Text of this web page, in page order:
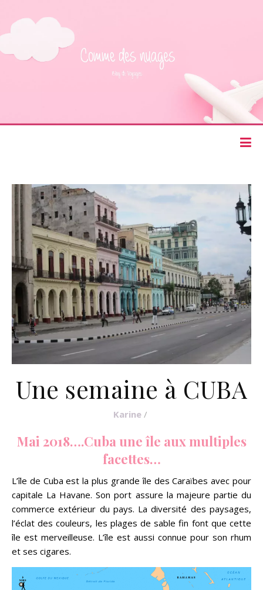
Une semaine à CUBA
Karine /
Mai 2018….Cuba une île aux multiples
facettes…
L’île de Cuba est la plus grande île des Caraïbes avec pour
capitale La Havane. Son port assure la majeure partie du
commerce extérieur du pays. La diversité des paysages,
l’éclat des couleurs, les plages de sable fin font que cette
île est merveilleuse. L’île est aussi connue pour son rhum
et ses cigares.